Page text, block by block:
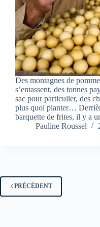
Des montagnes de
s’entassent, des tonnes
sac pour particulier, des
plus quoi planter…
barquette de frites, il y a
Pauline Roussel
PRÉCÉDENT